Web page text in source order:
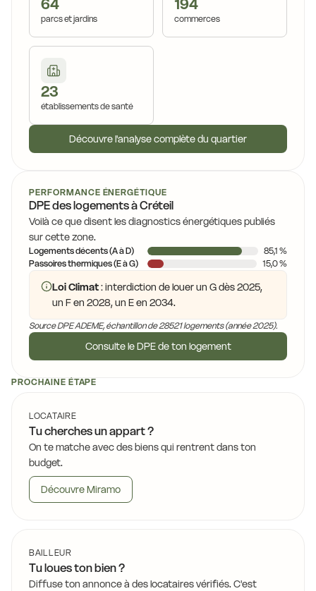
64
parcs et jardins
194
commerces
23
établissements de santé
Découvre l'analyse complète du quartier
PERFORMANCE ÉNERGÉTIQUE
DPE des logements à Créteil
Voilà ce que disent les diagnostics énergétiques publiés
sur cette zone.
Logements décents (A à D)
85,1 %
Passoires thermiques (E à G)
15,0 %
Loi Climat: interdiction de louer un G dès 2025,
un F en 2028, un E en 2034.
Source DPE ADEME, échantillon de 28521 logements (année 2025).
Consulte le DPE de ton logement
PROCHAINE ÉTAPE
LOCATAIRE
Tu cherches un appart ?
On te matche avec des biens qui rentrent dans ton
budget.
Découvre Miramo
BAILLEUR
Tu loues ton bien ?
Diffuse ton annonce à des locataires vérifiés. C'est